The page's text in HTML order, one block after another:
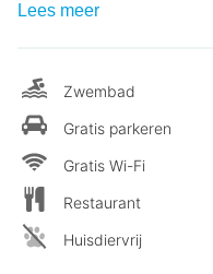
Lees meer
Zwembad
Gratis parkeren
Gratis Wi-Fi
Restaurant
Huisdiervrij